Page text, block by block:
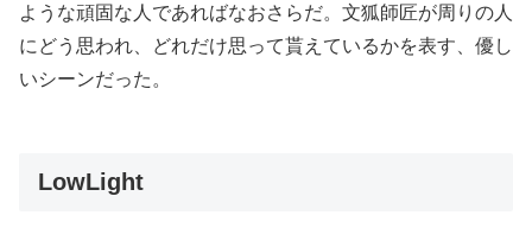
ような頑固な人であればなおさらだ。文狐師匠が周りの人
にどう思われ、どれだけ思って貰えているかを表す、優し
いシーンだった。
LowLight